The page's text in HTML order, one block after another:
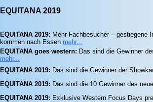
EQUITANA 2019
EQUITANA 2019: Mehr Fachbesucher – gestiegene
kommen nach Essen mehr...
EQUITANA goes western: Das sind die Gewinner
mehr...
EQUITANA 2019: Das sind die Gewinner der
EQUITANA 2019: Das sind die 10 Gewinner des
EQUITANA 2019: Exklusive Western Focus Days